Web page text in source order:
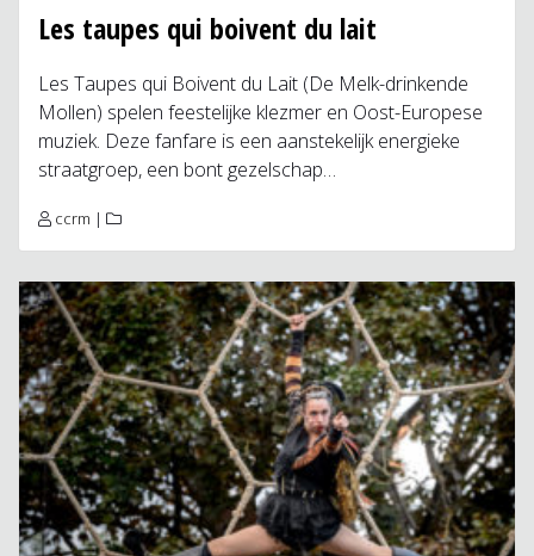
Les taupes qui boivent du lait
Les Taupes qui Boivent du Lait (De Melk-drinkende
Mollen) spelen feestelijke klezmer en Oost-Europese
muziek. Deze fanfare is een aanstekelijk energieke
straatgroep, een bont gezelschap…
ccrm |